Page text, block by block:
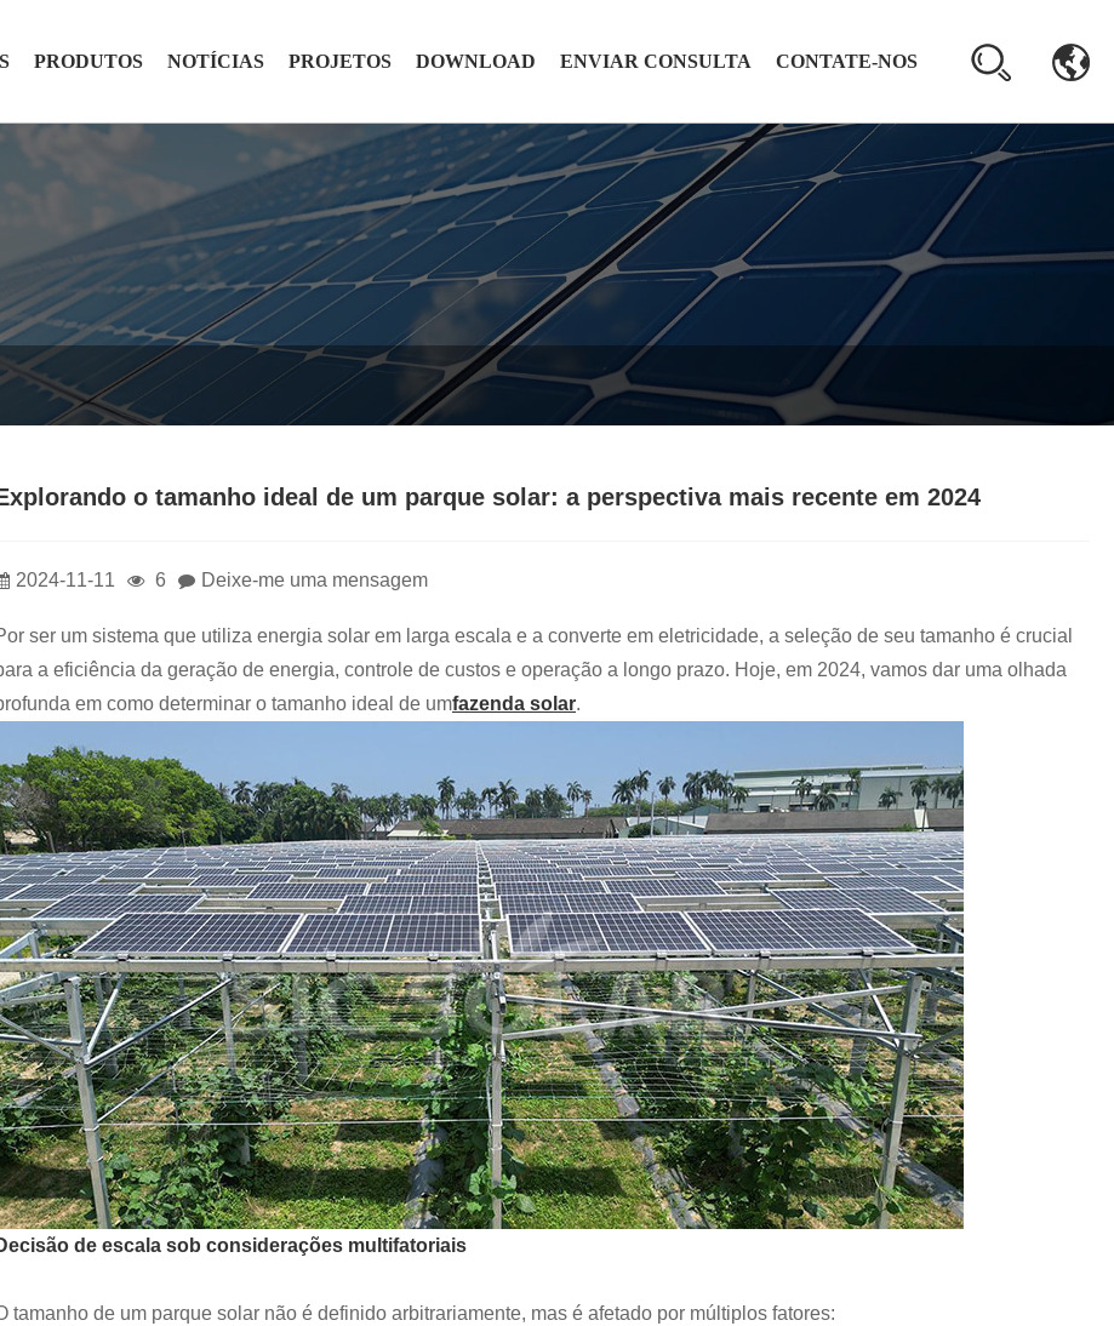
PRODUTOS NOTÍCIAS PROJETOS DOWNLOAD ENVIAR CONSULTA CONTATE-NOS
o tamanho ideal de um parque solar: a perspectiva mais recente em 2024
2024-11-11 6 Deixe-me uma mensagem
ser um sistema que utiliza energia solar em larga escala e a converte em eletricidade, a seleção de seu tamanho é crucial
a eficiência da geração de energia, controle de custos e operação a longo prazo. Hoje, em 2024, vamos dar uma olhada
em como determinar o tamanho ideal de umfazenda solar.
de escala sob considerações multifatoriais
tamanho de um parque solar não é definido arbitrariamente, mas é afetado por múltiplos fatores: